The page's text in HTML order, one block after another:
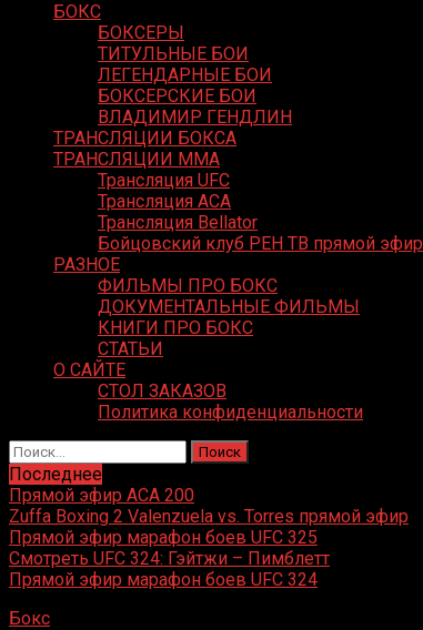
БОКС
БОКСЕРЫ
ТИТУЛЬНЫЕ БОИ
ЛЕГЕНДАРНЫЕ БОИ
БОКСЕРСКИЕ БОИ
ВЛАДИМИР ГЕНДЛИН
ТРАНСЛЯЦИИ БОКСА
ТРАНСЛЯЦИИ MMA
Трансляция UFC
Трансляция ACA
Трансляция Bellator
Бойцовский клуб РЕН ТВ прямой эфир
РАЗНОЕ
ФИЛЬМЫ ПРО БОКС
ДОКУМЕНТАЛЬНЫЕ ФИЛЬМЫ
КНИГИ ПРО БОКС
СТАТЬИ
О САЙТЕ
СТОЛ ЗАКАЗОВ
Политика конфиденциальности
Найти:
Последнее
Прямой эфир ACA 200
Zuffa Boxing 2 Valenzuela vs. Torres прямой эфир
Прямой эфир марафон боев UFC 325
Смотреть UFC 324: Гэйтжи – Пимблетт
Прямой эфир марафон боев UFC 324
Бокс